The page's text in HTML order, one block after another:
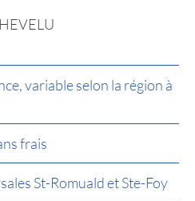
variable selon la région à
frais
St-Romuald et Ste-Foy